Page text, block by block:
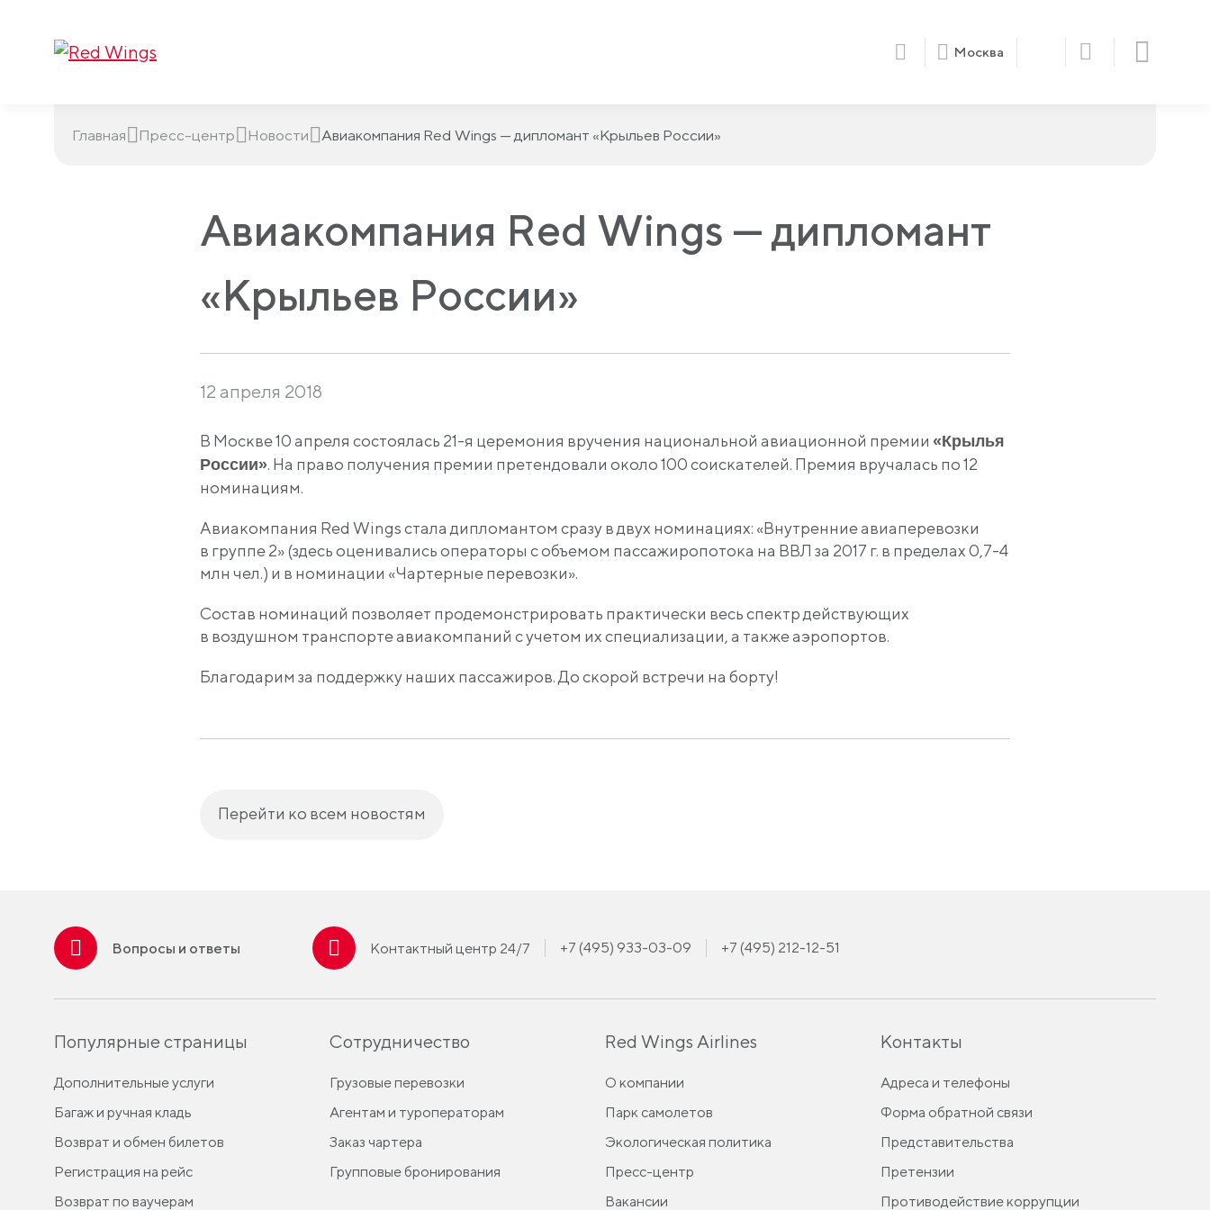
Москва
Главная Пресс-центр Новости Авиакомпания Red Wings — дипломант «Крыльев России»
Авиакомпания Red Wings — дипломант
«Крыльев России»
12 апреля 2018
В Москве 10 апреля состоялась 21-я церемония вручения национальной авиационной премии «Крылья
России». На право получения премии претендовали около 100 соискателей. Премия вручалась по 12
номинациям.
Авиакомпания Red Wings стала дипломантом сразу в двух номинациях: «Внутренниеавиаперевозки
в группе 2»(здесьоценивались операторы с объемом пассажиропотока на ВВЛ за 2017 г. в пределах 0,7-4
млн чел.) и в номинации «Чартерныеперевозки».
Состав номинаций позволяет продемонстрировать практически весь спектр действующих
в воздушном транспорте авиакомпаний с учетом их специализации, а также аэропортов.
Благодарим за поддержку наших пассажиров. До скорой встречи на борту!
Перейти ко всем новостям
Вопросы и ответы Контактный центр 24/7 +7 (495) 933-03-09 +7 (495) 212-12-51
Популярные страницы
Дополнительные услуги
Багаж и ручная кладь
Возврат и обмен билетов
Регистрация на рейс
Возврат по ваучерам
Сотрудничество
Грузовые перевозки
Агентам и туроператорам
Заказ чартера
Групповые бронирования
Red Wings Airlines
О компании
Парк самолетов
Экологическая политика
Пресс-центр
Вакансии
Контакты
Адреса и телефоны
Форма обратной связи
Представительства
Претензии
Противодействие коррупции